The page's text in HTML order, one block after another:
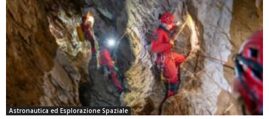
Astronautica ed Esplorazione Spaziale